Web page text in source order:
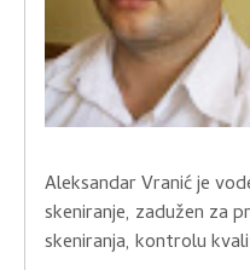
Aleksandar Vranić je
skeniranje, zadužen za
skeniranja, kontrolu